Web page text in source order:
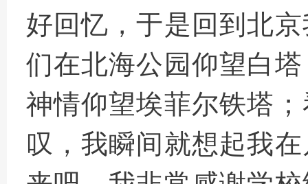
好回忆，于是回到北
们在北海公园仰望白
神情仰望埃菲尔铁塔
叹，我瞬间就想起我